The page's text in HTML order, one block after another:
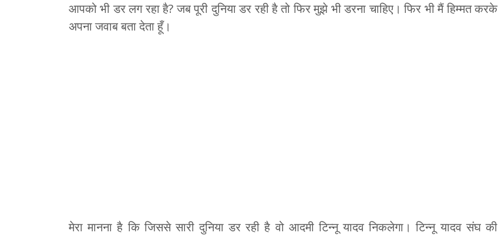
आपको भी डर लग रहा है? जब पूरी दुनिया डर रही है तो फिर मुझे भी डरना चाहिए। फिर भी मैं हिम्मत करके
अपना जवाब बता देता हूँ।
मेरा मानना है कि जिससे सारी दुनिया डर रही है वो आदमी टिन्नू यादव निकलेगा। टिन्नू यादव संघ की